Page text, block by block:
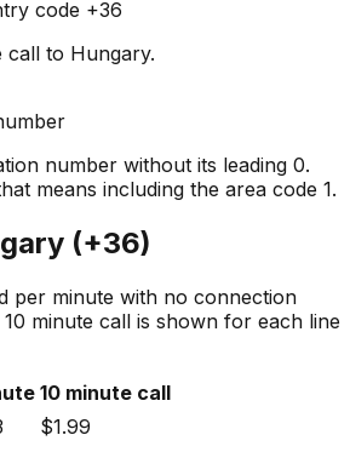
code +36
call to Hungary.
number without its leading 0.
means including the area code 1.
(+36)
per minute with no connection
minute call is shown for each line
10 minute call
$1.99